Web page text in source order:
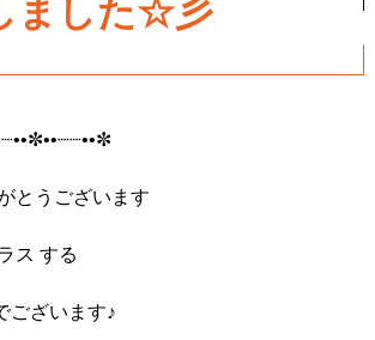
ました☆彡
┈┈••✼
とうございます
ス する
ございます♪